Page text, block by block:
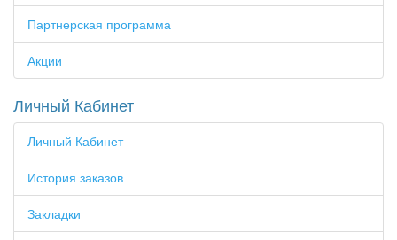
Партнерская программа
Акции
Личный Кабинет
Личный Кабинет
История заказов
Закладки